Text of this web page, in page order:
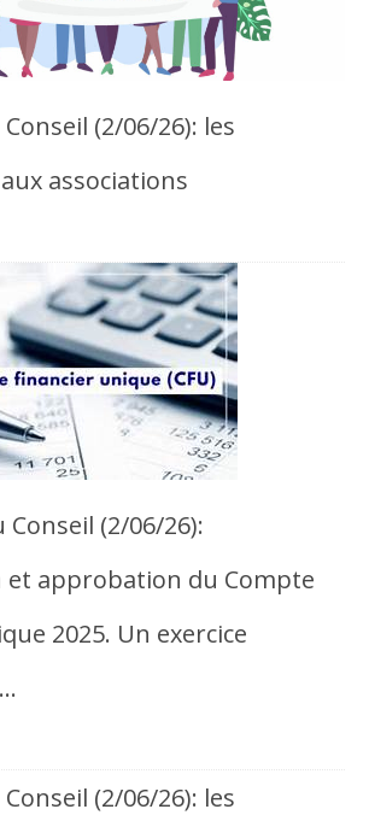
(2/06/26): les
associations
Conseil (2/06/26):
approbation du Compte
2025. Un exercice
(2/06/26): les